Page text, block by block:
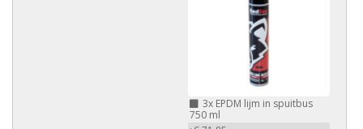
3xEPDM lijm in spuitbus
750 ml